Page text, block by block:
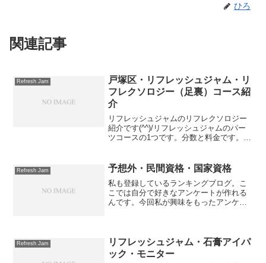
ひろ
関連記事
Refresh Jam
戸塚区・リフレッシュジャム・リ
フレクソロジー（足裏）コース紹
介
リフレッシュジャムのリフレクソロジー
紹介です(^^)/リフレッシュジャムのパー
ツコースの1つです。分数と料金です。
だ、知らない・やったことがないという
方が多...
Refresh Jam 予想外・民間資格・国家資格
私も登録しているランキングブログ。こ
こでは自分で好きなアンケートが作れる
んです。今回私が興味をもったアンケー
サージ指圧師 2: 整...
Refresh Jam
リフレッシュジャム・石膏アイパ
ック・モニター